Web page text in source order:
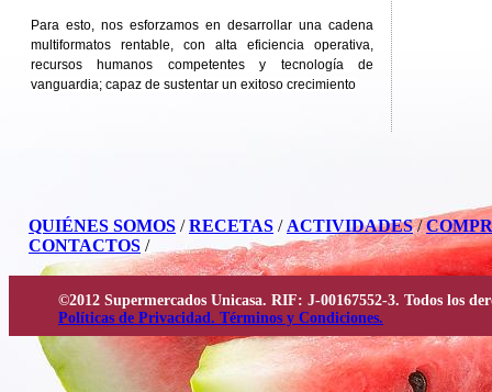
Para esto, nos esforzamos en desarrollar una cadena
multiformatos rentable, con alta eficiencia operativa,
recursos humanos competentes y tecnología de
vanguardia; capaz de sustentar un exitoso crecimiento
QUIÉNES SOMOS /RECETAS / ACTIVIDADES/
CONTACTOS /
©2012 Supermercados Unicasa. RIF: J-00167552-3. Todos los
Políticas de Privacidad. Términos y Condiciones.